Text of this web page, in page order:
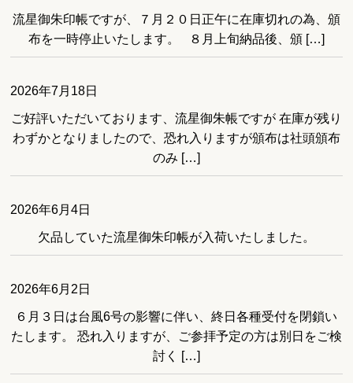
流星御朱印帳ですが、７月２０日正午に在庫切れの為、頒
布を一時停止いたします。 ８月上旬納品後、頒 […]
2026年7月18日
ご好評いただいております、流星御朱帳ですが 在庫が残り
わずかとなりましたので、恐れ入りますが頒布は社頭頒布
のみ […]
2026年6月4日
欠品していた流星御朱印帳が入荷いたしました。
2026年6月2日
６月３日は台風6号の影響に伴い、終日各種受付を閉鎖い
たします。 恐れ入りますが、ご参拝予定の方は別日をご検
討く […]